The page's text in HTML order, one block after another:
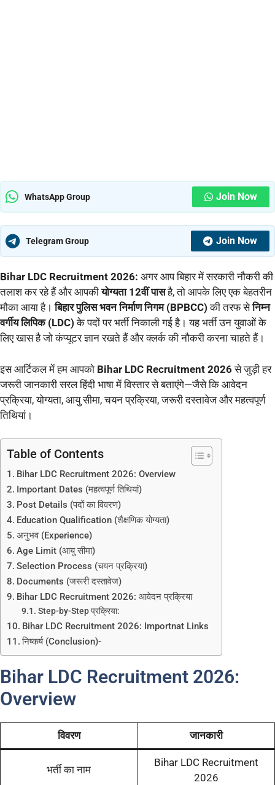
WhatsApp Group Join Now
Telegram Group Join Now
Bihar LDC Recruitment 2026: अगर आप बिहार में सरकारी नौकरी की
तलाश कर रहे हैं और आपकीयोग्यता 12वीं पासहै, तो आपके लिए एक बेहतरीन
मौका आया है।बिहार पुलिस भवन निर्माण निगम (BPBCC) की तरफ सेनिम्न
वर्गीय लिपिक (LDC) के पदों पर भर्ती निकाली गई है। यह भर्ती उन युवाओं के
लिए खास है जो कंप्यूटर ज्ञान रखते हैं और क्लर्क की नौकरी करना चाहते हैं।
इस आर्टिकल में हम आपको Bihar LDC Recruitment 2026से जुड़ी हर
जरूरी जानकारी सरल हिंदी भाषा में विस्तार से बताएंगे—जैसे कि आवेदन
प्रक्रिया, योग्यता, आयु सीमा, चयन प्रक्रिया, जरूरी दस्तावेज और महत्वपूर्ण
तिथियां।
Table of Contents
Bihar LDC Recruitment 2026: Overview
Important Dates (महत्वपूर्ण तिथियां)
Post Details (पदों का विवरण)
Education Qualification (शैक्षणिक योग्यता)
अनुभव (Experience)
Age Limit (आयु सीमा)
Selection Process (चयन प्रक्रिया)
Documents (जरूरी दस्तावेज)
Bihar LDC Recruitment 2026: आवेदन प्रक्रिया
Step-by-Step प्रक्रिया:
Bihar LDC Recruitment 2026: Importnat Links
निष्कर्ष (Conclusion)-
Bihar LDC Recruitment 2026:
Overview
विवरण जानकारी
भर्ती का नाम
Bihar LDC Recruitment
2026